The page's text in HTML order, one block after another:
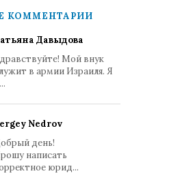
КОММЕНТАРИИ
Давыдова
Мой внук
в армии Израиля. Я
Nedrov
день!
написать
юрид...